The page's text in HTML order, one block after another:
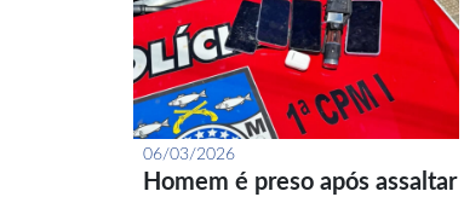
06/03/2026
Homem é preso após assaltar